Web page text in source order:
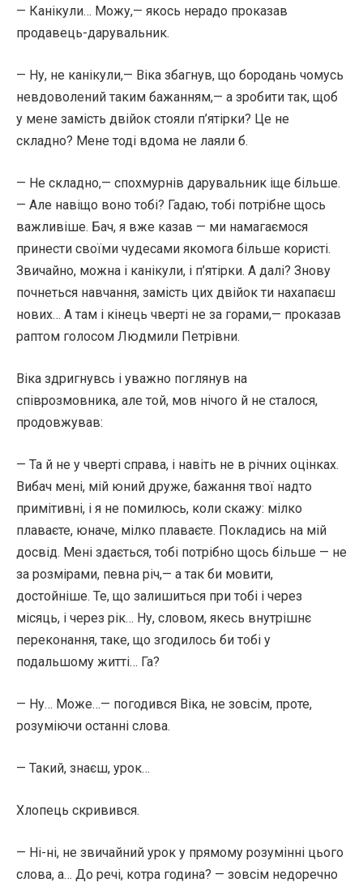
— Канікули… Можу,— якось нерадо проказав
продавець-дарувальник.
— Ну, не канікули,— Віка збагнув, що бородань чомусь
невдоволений таким бажанням,— а зробити так, щоб
у мене замість двійок стояли п’ятірки? Це не
складно? Мене тоді вдома не лаяли б.
— Не складно,— спохмурнів дарувальник іще більше.
— Але навіщо воно тобі? Гадаю, тобі потрібне щось
важливіше. Бач, я вже казав — ми намагаємося
принести своїми чудесами якомога більше користі.
Звичайно, можна і канікули, і п’ятірки. А далі? Знову
почнеться навчання, замість цих двійок ти нахапаєш
нових… А там і кінець чверті не за горами,— проказав
раптом голосом Людмили Петрівни.
Віка здригнувсь і уважно поглянув на
співрозмовника, але той, мов нічого й не сталося,
продовжував:
— Та й не у чверті справа, і навіть не в річних оцінках.
Вибач мені, мій юний друже, бажання твої надто
примітивні, і я не помилюсь, коли скажу: мілко
плаваєте, юначе, мілко плаваєте. Покладись на мій
досвід. Мені здається, тобі потрібно щось більше — не
за розмірами, певна річ,— а так би мовити,
достойніше. Те, що залишиться при тобі і через
місяць, і через рік… Ну, словом, якесь внутрішнє
переконання, таке, що згодилось би тобі у
подальшому житті… Га?
— Ну… Може…— погодився Віка, не зовсім, проте,
розуміючи останні слова.
— Такий, знаєш, урок…
Хлопець скривився.
— Ні-ні, не звичайний урок у прямому розумінні цього
слова, а… До речі, котра година? — зовсім недоречно